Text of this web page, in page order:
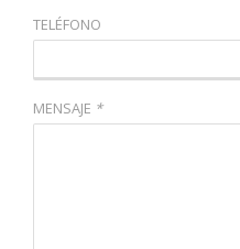
TELÉFONO
MENSAJE *